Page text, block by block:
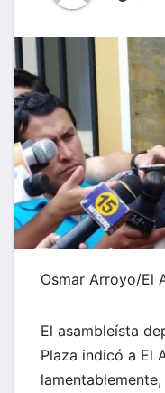
Osmar Arroyo/El
El asambleísta
Plaza indicó a El